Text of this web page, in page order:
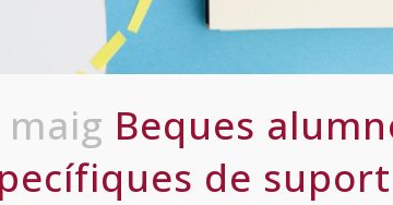
maig Beques
de